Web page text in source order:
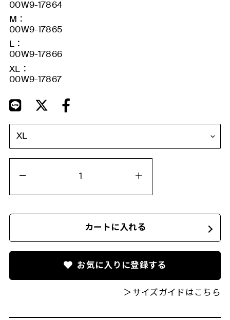
00W9-17864
M：
00W9-17865
L：
00W9-17866
XL：
00W9-17867
カートに入れる
お気に入りに登録する
＞サイズガイドはこちら